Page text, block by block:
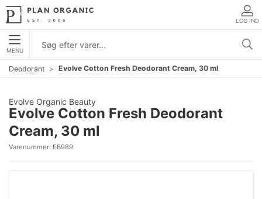
LOG IND
MENU
Deodorant Evolve Cotton Fresh Deodorant Cream, 30 ml
Evolve Organic Beauty
Evolve Cotton Fresh Deodorant
Cream, 30 ml
Varenummer: EB989